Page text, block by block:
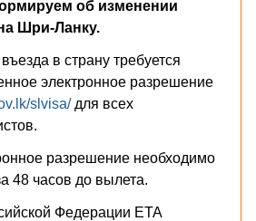
об изменении
Шри-Ланку.
в страну требуется
электронное разрешение
slvisa/для всех
разрешение необходимо
48 часов до вылета.
Федерации ETA